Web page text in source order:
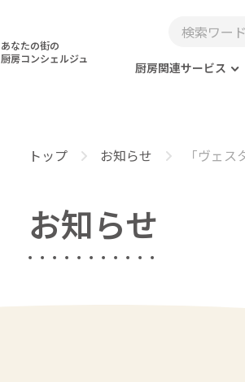
あなたの街の
厨房コンシェルジュ
厨房関連サービス
トップ お知らせ 「ヴェ
お知らせ